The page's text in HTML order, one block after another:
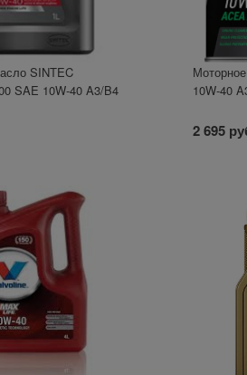
SINTEC
SAE 10W-40 A3/B4
10W-40
2 695